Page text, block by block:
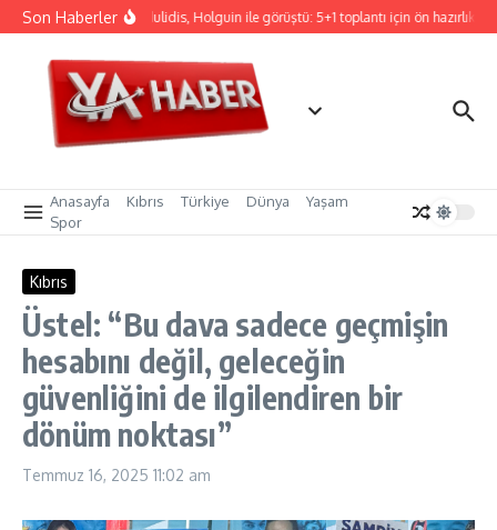
İçeriğe atla
Son HaberlerHristodulidis, Holguin ile görüştü: 5+1 toplantı için ön hazırlık
Anasayfa Kıbrıs Türkiye Dünya
Yaşam
Spor
Kıbrıs
Üstel: “Bu dava sadece geçmişin
hesabını değil, geleceğin
güvenliğini de ilgilendiren bir
dönüm noktası”
Temmuz 16, 2025 11:02 am